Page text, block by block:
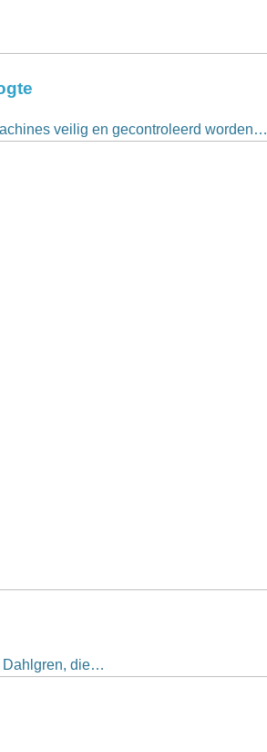
veilig en gecontroleerd worden…
Dahlgren, die…